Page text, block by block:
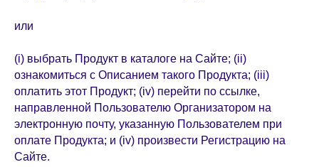
или
(i) выбрать Продукт в каталоге на Сайте; (ii)
ознакомиться с Описанием такого Продукта; (iii)
оплатить этот Продукт; (iv) перейти по ссылке,
направленной Пользователю Организатором на
электронную почту, указанную Пользователем при
оплате Продукта; и (iv) произвести Регистрацию на
Сайте.